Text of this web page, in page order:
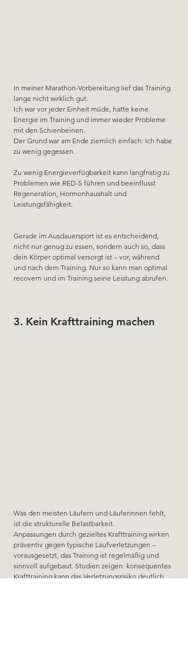
In meiner Marathon-Vorbereitung lief das Training
lange nicht wirklich gut.
Ich war vor jeder Einheit müde, hatte keine
Energie im Training und immer wieder Probleme
mit den Schienbeinen.
Der Grund war am Ende ziemlich einfach: Ich habe
zu wenig gegessen.
Zu wenig Energieverfügbarkeit kann langfristig zu
Problemen wie RED-S führen und beeinflusst
Regeneration, Hormonhaushalt und
Leistungsfähigkeit.
Gerade im Ausdauersport ist es entscheidend,
nicht nur genug zu essen, sondern auch so, dass
dein Körper optimal versorgt ist – vor, während
und nach dem Training. Nur so kann man optimal
recovern und im Training seine Leistung abrufen.
3. Kein Krafttraining machen
Was den meisten Läufern und Läuferinnen fehlt,
ist die strukturelle Belastbarkeit.
Anpassungen durch gezieltes Krafttraining wirken
präventiv gegen typische Laufverletzungen –
vorausgesetzt, das Training ist regelmäßig und
sinnvoll aufgebaut. Studien zeigen: konsequentes
Krafttraining kann das Verletzungsrisiko deutlich